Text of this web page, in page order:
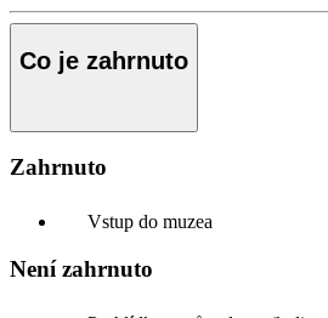
Co je zahrnuto
Zahrnuto
Vstup do muzea
Není zahrnuto